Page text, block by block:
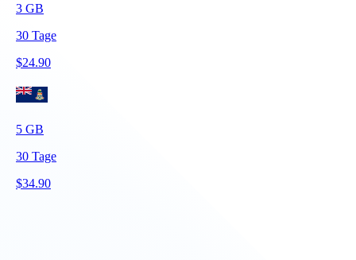
3 GB
30 Tage
$24.90
5 GB
30 Tage
$34.90